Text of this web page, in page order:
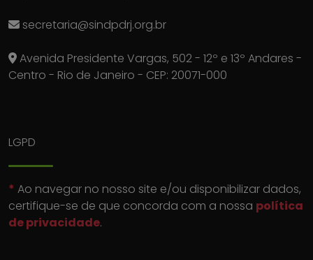
secretaria@sindpdrj.org.br
Avenida Presidente Vargas, 502 - 12º e 13º Andares -
Centro - Rio de Janeiro - CEP: 20071-000
LGPD
* Ao navegar no nosso site e/ou disponibilizar dados,
certifique-se de que concorda com a nossa política
de privacidade.